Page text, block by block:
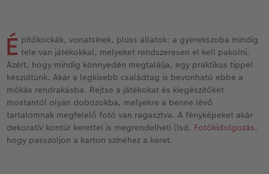
Így működik
Kids CEWE FOTÓKÖNYV
Art Collection CEWE FOTÓKÖNYV
Kiegészítők
Képméretek
Prémium poszter
Art Prints
Fotókidolgozás normál
Galériafotó
Habkarton
Esküvői köszöntő tábla
Poszterléc
Kiskedvencek világa
Iskolaszer és irodaszer
Fényképes ajándékdobozok
Textíliák
CEWE myPhotos
Fotózási tippek és trükkök
Hogyan készíts jobb képeket a
Híreink
CEWE sztorik
É pítőkockák, vonatsínek, plüss állatok: a gyerekszoba mindig
tele van játékokkal, melyeket rendszeresen el kell pakolni.
Azért, hogy mindig könnyedén megtalálja, egy praktikus tippel
készültünk. Akár a legkisebb családtag is bevonható ebbe a
mókás rendrakásba. Rejtse a játékokat és kiegészítőket
mostantól olyan dobozokba, melyekre a benne lévő
tartalomnak megfelelő fotó van ragasztva. A fényképeket akár
dekoratív kontúr kerettel is megrendelheti (lsd. Fotókidolgozás,
hogy passzoljon a karton színéhez a keret.